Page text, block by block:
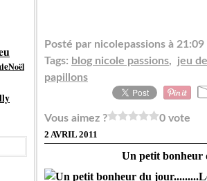
Noël
Posté par nicolepassions à 21:09
Tags: blog nicole passions, jeu
papillons
Vous aimez ? 0 vote
2 AVRIL 2011
Un petit bonheur